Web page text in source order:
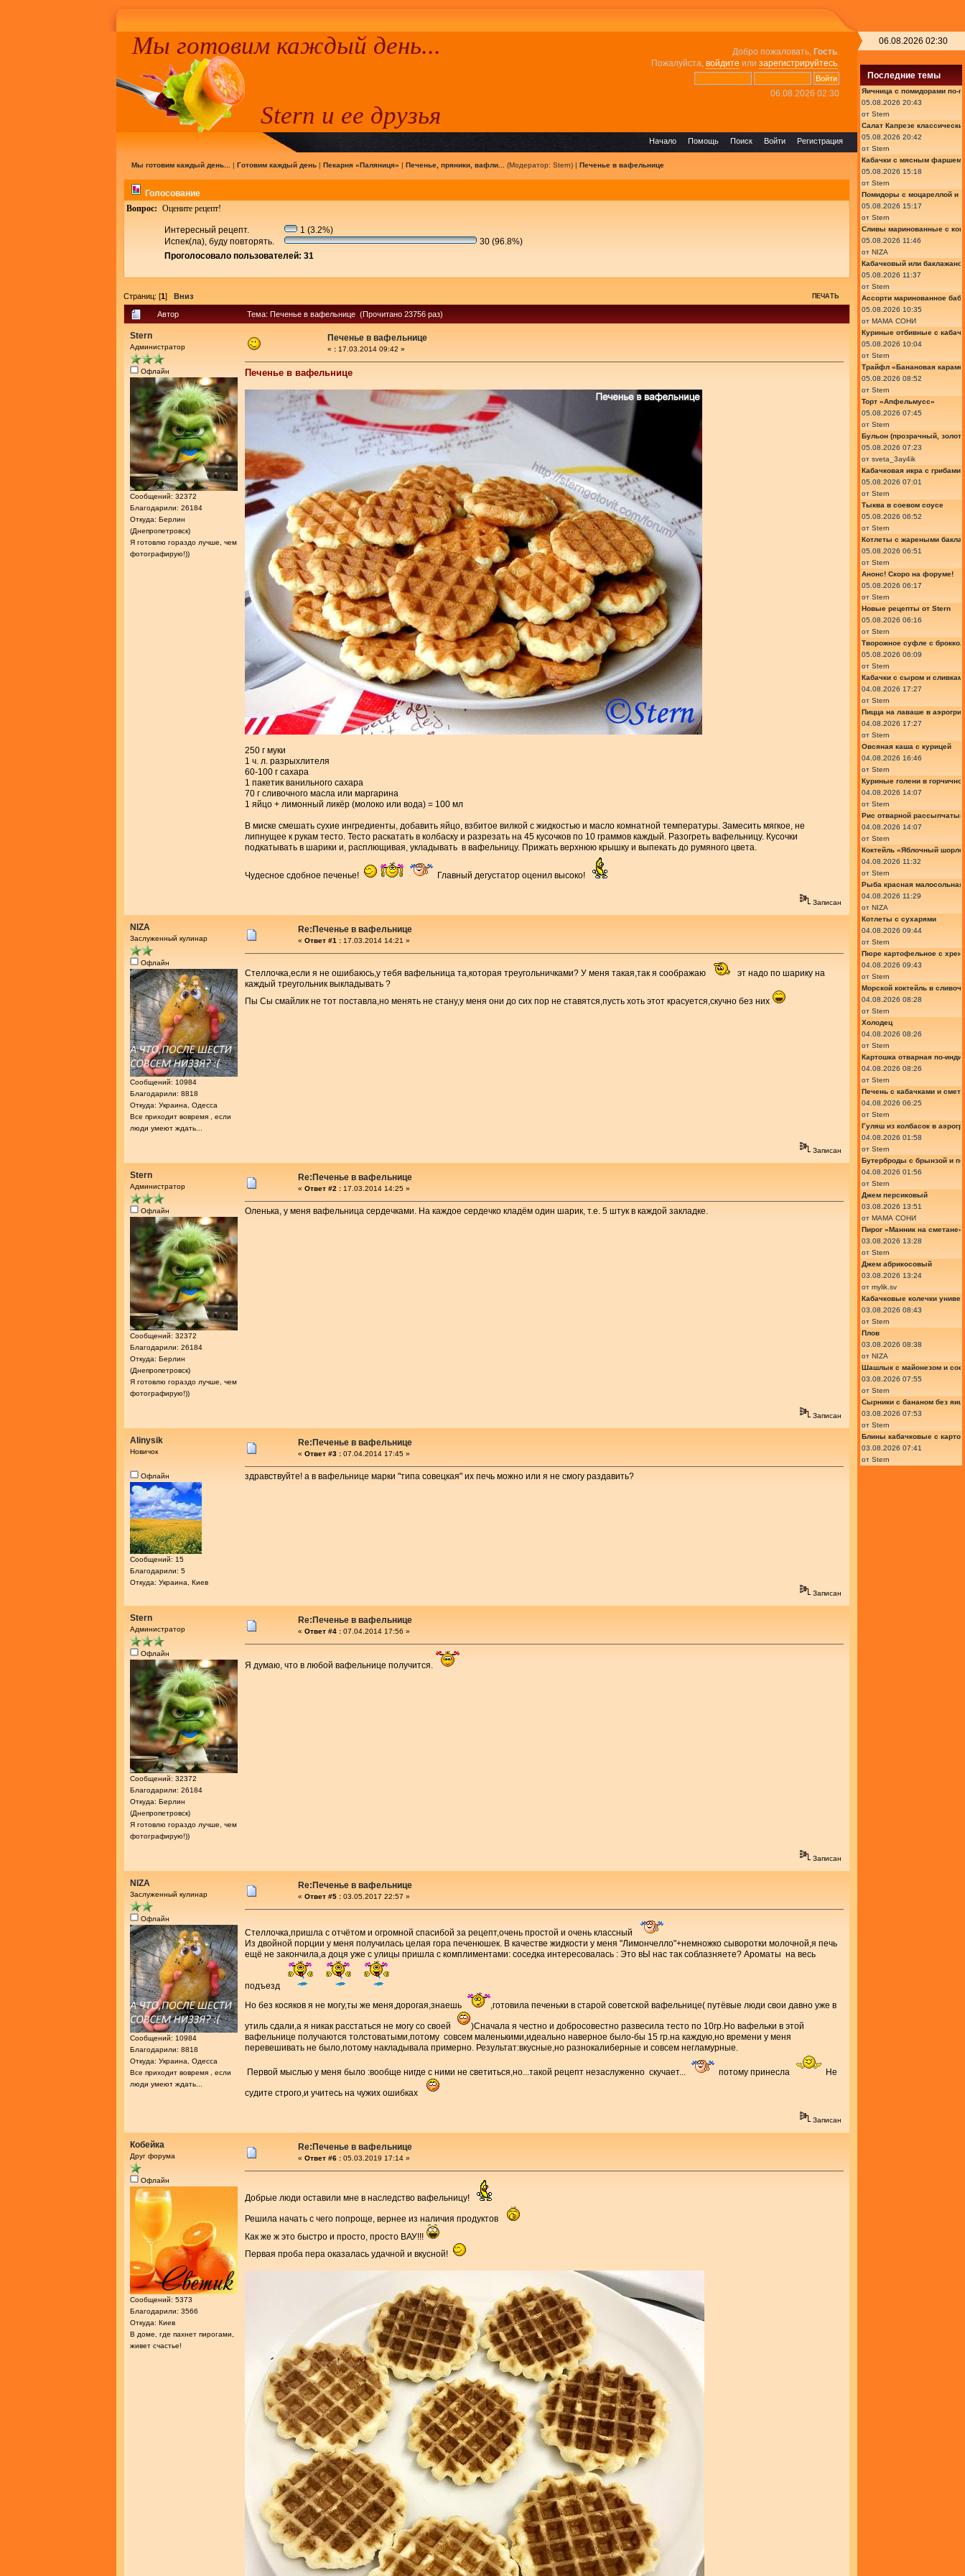
Добро пожаловать, Гость.
Пожалуйста, войдите или зарегистрируйтесь.
06.08.2026 02:30
Мы готовим каждый день...
Stern и ее друзья
Регистрация
Войти
Поиск
Помощь
Начало
Мы готовим каждый день... | Готовим каждый день| Пекарня «Паляниця» | Печенье, пряники, вафли... (Модератор: Stern) | Печенье в вафельнице
Голосование
Вопрос: Оцените рецепт!
Интересный рецепт.
1 (3.2%)
Испек(ла), буду повторять.
30 (96.8%)
Проголосовало пользователей: 31
Страниц: [1] Вниз ПЕЧАТЬ
Автор Тема: Печенье в вафельнице (Прочитано 23756 раз)
Stern
Администратор
Офлайн
Сообщений: 32372
Благодарили: 26184
Откуда: Берлин
(Днепропетровск)
Я готовлю гораздо лучше, чем
фотографирую!))
Печенье в вафельнице
« : 17.03.2014 09:42 »
Печенье в вафельнице
250 г муки
1 ч. л. разрыхлителя
60-100 г сахара
1 пакетик ванильного сахара
70 г сливочного масла или маргарина
1 яйцо + лимонный ликёр (молоко или вода) = 100 мл
В миске смешать сухие ингредиенты, добавить яйцо, взбитое вилкой с жидкостью и масло комнатной температуры. Замесить мягкое, не
липнущее к рукам тесто. Тесто раскатать в колбаску и разрезать на 45 кусочков по 10 граммов каждый. Разогреть вафельницу. Кусочки
подкатывать в шарики и, расплющивая, укладывать в вафельницу. Прижать верхнюю крышку и выпекать до румяного цвета.
Чудесное сдобное печенье! Главный дегустатор оценил высоко!
Записан
NIZA
Заслуженный кулинар
Офлайн
Сообщений: 10984
Благодарили: 8818
Откуда: Украина, Одесса
Все приходит вовремя , если
люди умеют ждать...
Re:Печенье в вафельнице
« Ответ #1 : 17.03.2014 14:21 »
Стеллочка,если я не ошибаюсь,у тебя вафельница та,которая треугольничками? У меня такая,так я соображаю
эт надо по шарику на
каждый треугольник выкладывать ?
Пы Сы смайлик не тот поставла,но менять не стану,у меня они до сих пор не ставятся,пусть хоть этот красуется,скучно без них
Записан
Stern
Администратор
Офлайн
Сообщений: 32372
Благодарили: 26184
Откуда: Берлин
(Днепропетровск)
Я готовлю гораздо лучше, чем
фотографирую!))
Re:Печенье в вафельнице
« Ответ #2 : 17.03.2014 14:25 »
Оленька, у меня вафельница сердечками. На каждое сердечко кладём один шарик, т.е. 5 штук в каждой закладке.
Записан
Alinysik
Новичок
Офлайн
Сообщений: 15
Благодарили: 5
Откуда: Украина, Киев
Re:Печенье в вафельнице
« Ответ #3 : 07.04.2014 17:45 »
здравствуйте! а в вафельнице марки "типа совецкая" их печь можно или я не смогу раздавить?
Записан
Stern
Администратор
Офлайн
Сообщений: 32372
Благодарили: 26184
Откуда: Берлин
(Днепропетровск)
Я готовлю гораздо лучше, чем
фотографирую!))
Re:Печенье в вафельнице
« Ответ #4 : 07.04.2014 17:56 »
Я думаю, что в любой вафельнице получится.
Записан
NIZA
Заслуженный кулинар
Офлайн
Сообщений: 10984
Благодарили: 8818
Откуда: Украина, Одесса
Все приходит вовремя , если
люди умеют ждать...
Re:Печенье в вафельнице
« Ответ #5 : 03.05.2017 22:57 »
Стеллочка,пришла с отчётом и огромной спасибой за рецепт,очень простой и очень классный
Из двойной порции у меня получилась целая гора печенюшек. В качестве жидкости у меня "Лимончелло"+немножко сыворотки молочной,я печь
ещё не закончила,а доця уже с улицы пришла с комплиментами: соседка интересовалась : Это вЫ нас так соблазняете? Ароматы на весь
подъезд
Но без косяков я не могу,ты же меня,дорогая,знаешь
,готовила печеньки в старой советской вафельнице( путёвые люди свои давно уже в
утиль сдали,а я никак расстаться не могу со своей
)Сначала я честно и добросовестно развесила тесто по 10гр.Но вафельки в этой
вафельнице получаются толстоватыми,потому совсем маленькими,идеально наверное было-бы 15 гр.на каждую,но времени у меня
перевешивать не было,потому накладывала примерно. Результат:вкусные,но разнокалиберные и совсем негламурные.
Первой мыслью у меня было :вообще нигде с ними не светиться,но...такой рецепт незаслуженно скучает... потому принесла Не
судите строго,и учитесь на чужих ошибках
Записан
Кобейка
Друг форума
Офлайн
Сообщений: 5373
Благодарили: 3566
Откуда: Киев
В доме, где пахнет пирогами,
живет счастье!
Re:Печенье в вафельнице
« Ответ #6 : 05.03.2019 17:14 »
Добрые люди оставили мне в наследство вафельницу!
Решила начать с чего попроще, вернее из наличия продуктов
Как же ж это быстро и просто, просто ВАУ!!!
Первая проба пера оказалась удачной и вкусной!
06.08.2026 02:30
Последние темы
Яичница с помидорами по-
05.08.2026 20:43
от Stern
Салат Капрезе
05.08.2026 20:42
от Stern
Кабачки с мясным фаршем
05.08.2026 15:18
от Stern
Помидоры с моцареллой и
05.08.2026 15:17
от Stern
Сливы маринованные с
05.08.2026 11:46
от NIZA
Кабачковый или
05.08.2026 11:37
от Stern
Ассорти маринованное
05.08.2026 10:35
от МАМА СОНИ
Куриные отбивные с
05.08.2026 10:04
от Stern
Трайфл «Банановая
05.08.2026 08:52
от Stern
Торт «Апфельмусс»
05.08.2026 07:45
от Stern
Бульон (прозрачный,
05.08.2026 07:23
от sveta_3ay4ik
Кабачковая икра с грибами
05.08.2026 07:01
от Stern
Тыква в соевом соусе
05.08.2026 06:52
от Stern
Котлеты с жареными
05.08.2026 06:51
от Stern
Анонс! Скоро на форуме!
05.08.2026 06:17
от Stern
Новые рецепты от Stern
05.08.2026 06:16
от Stern
Творожное суфле с
05.08.2026 06:09
от Stern
Кабачки с сыром и
04.08.2026 17:27
от Stern
Пицца на лаваше в
04.08.2026 17:27
от Stern
Овсяная каша с курицей
04.08.2026 16:46
от Stern
Куриные голени в
04.08.2026 14:07
от Stern
Рис отварной рассыпчатый
04.08.2026 14:07
от Stern
Коктейль «Яблочный
04.08.2026 11:32
от Stern
Рыба красная малосольная
04.08.2026 11:29
от NIZA
Котлеты с сухарями
04.08.2026 09:44
от Stern
Пюре картофельное с
04.08.2026 09:43
от Stern
Морской коктейль в
04.08.2026 08:28
от Stern
Холодец
04.08.2026 08:26
от Stern
Картошка отварная по-
04.08.2026 08:26
от Stern
Печень с кабачками и
04.08.2026 06:25
от Stern
Гуляш из колбасок в
04.08.2026 01:58
от Stern
Бутерброды с брынзой и
04.08.2026 01:56
от Stern
Джем персиковый
03.08.2026 13:51
от МАМА СОНИ
Пирог «Манник на сметане»
03.08.2026 13:28
от Stern
Джем абрикосовый
03.08.2026 13:24
от mylik.sv
Кабачковые колечки
03.08.2026 08:43
от Stern
Плов
03.08.2026 08:38
от NIZA
Шашлык с майонезом и
03.08.2026 07:55
от Stern
Сырники с бананом без яиц
03.08.2026 07:53
от Stern
Блины кабачковые с
03.08.2026 07:41
от Stern